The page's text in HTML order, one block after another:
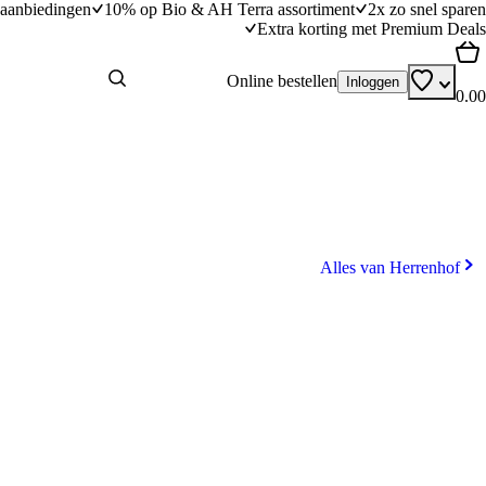
10% op Bio & AH Terra assortiment
2x zo snel sparen
Extra korting met Premium Deals
Online bestellen Inloggen
0.00
Alles van Herrenhof